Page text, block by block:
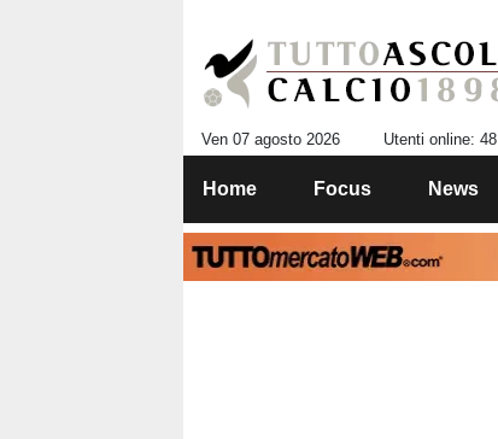
Ven 07 agosto 2026 Utenti online: 48
Home Focus News